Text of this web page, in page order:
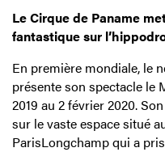
Le Cirque de Paname
fantastique sur
En première mondiale, le
présente son spectacle le
2019 au 2 février 2020.
sur le vaste espace situé
ParisLongchamp qui a